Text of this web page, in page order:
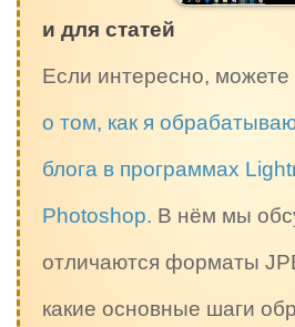
и для статей
Если интересно, можете
о том, как я
блога в программах
Photoshop. В нём мы
отличаются форматы
какие основные шаги